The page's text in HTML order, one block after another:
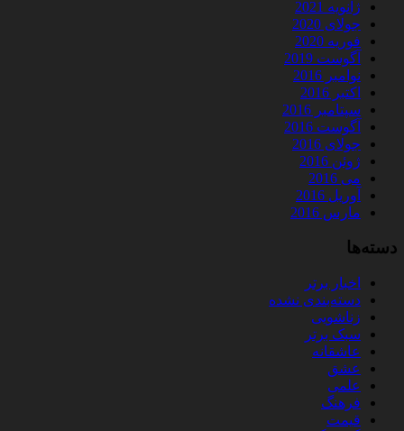
ژانویه 2021
جولای 2020
فوریه 2020
آگوست 2019
نوامبر 2016
اکتبر 2016
سپتامبر 2016
آگوست 2016
جولای 2016
ژوئن 2016
می 2016
آوریل 2016
مارس 2016
دسته‌ها
اخبار برتر
دسته‌بندی نشده
زناشویی
سبک برتر
عاشقانه
عشق
علمی
فرهنگ
قیمت